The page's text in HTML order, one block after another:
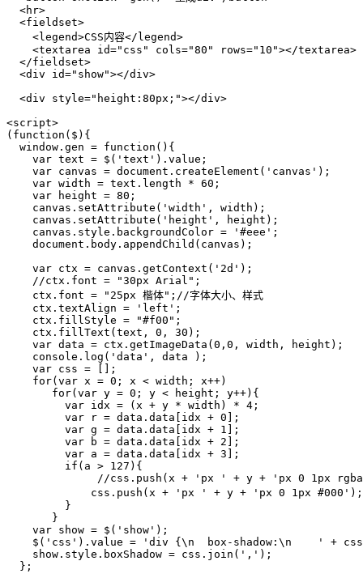
  <hr>
  <fieldset>
    <legend>CSS内容</legend>
    <textarea id="css" cols="80" rows="10"></textarea>
  </fieldset>
  <div id="show"></div>
  <div style="height:80px;"></div>
<script>
(function($){
  window.gen = function(){
    var text = $('text').value;
    var canvas = document.createElement('canvas');
    var width = text.length * 60;
    var height = 80;
    canvas.setAttribute('width', width);
    canvas.setAttribute('height', height);
    canvas.style.backgroundColor = '#eee';
    document.body.appendChild(canvas);
    var ctx = canvas.getContext('2d');
    //ctx.font = "30px Arial";
    ctx.font = "25px 楷体";//字体大小、样式
    ctx.textAlign = 'left';
    ctx.fillStyle = "#f00";
    ctx.fillText(text, 0, 30);
    var data = ctx.getImageData(0,0, width, height);
    console.log('data', data );
    var css = [];
    for(var x = 0; x < width; x++)
       for(var y = 0; y < height; y++){
         var idx = (x + y * width) * 4;
         var r = data.data[idx + 0];
         var g = data.data[idx + 1];
         var b = data.data[idx + 2];
         var a = data.data[idx + 3];
         if(a > 127){
//css.push(x + 'px ' + y + 'px 0 1px
css.push(x + 'px ' + y + 'px 0 1px
         }
       }
    var show = $('show');
$('css').value = 'div {\n  box-shadow:\n    ' +
    show.style.boxShadow = css.join(',');
  };